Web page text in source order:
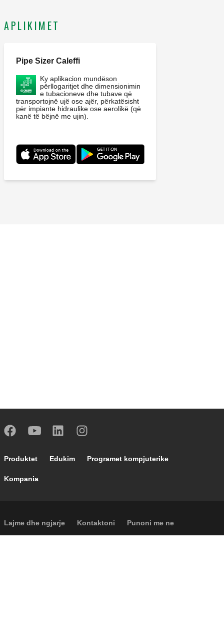
APLIKIMET
Pipe Sizer Caleffi
Ky aplikacion mundëson
përllogaritjet dhe dimensionimin
e tubacioneve dhe tubave që
transportojnë ujë ose ajër, përkatësisht
për impiante hidraulike ose aerolikë (që
kanë të bëjnë me ujin).
Footer main navigation
Produktet Edukim Programet kompjuterike
Kompania
Footer secondary navigation
Lajme dhe ngjarje Kontaktoni Punoni me ne